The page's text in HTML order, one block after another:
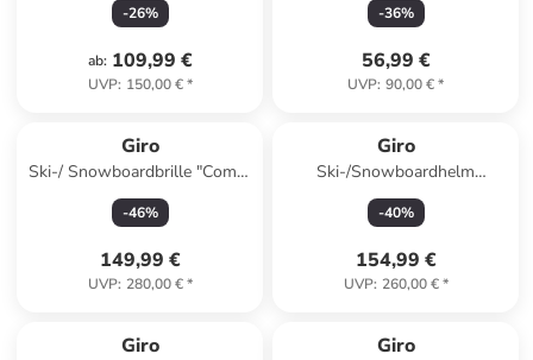
-26%
ab: 109,99 €
UVP: 150,00 €*
-36%
56,99 €
UVP: 90,00 €*
Giro
Ski-/ Snowboardbrille "Comp"
in Dunkelblau/ Blau
-46%
149,99 €
UVP: 280,00 €*
Giro
Ski-/Snowboardhelm
"Enviipsatte" in Weiß
-40%
154,99 €
UVP: 260,00 €*
Giro Giro